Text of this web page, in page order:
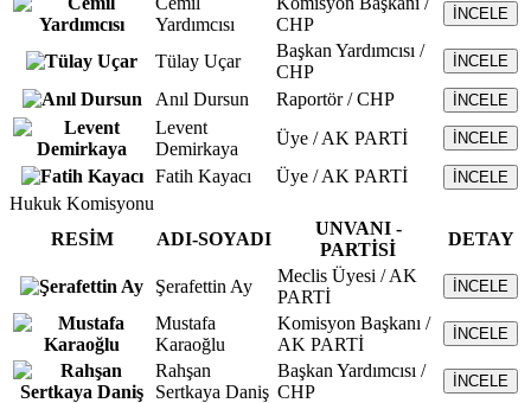
Yardımcısı
CHP
İNCELE
Tülay Uçar
Başkan Yardımcısı /
CHP
İNCELE
Anıl Dursun Raportör / CHP İNCELE
Levent
Demirkaya
Üye / AK PARTİ İNCELE
Fatih Kayacı Üye / AK PARTİ İNCELE
Hukuk Komisyonu
RESİM
ADI-SOYADI
UNVANI -
PARTİSİ
DETAY
Şerafettin Ay
Meclis Üyesi / AK
PARTİ
İNCELE
Mustafa
Karaoğlu
Komisyon Başkanı /
AK PARTİ
İNCELE
Rahşan
Sertkaya Daniş
Başkan Yardımcısı /
CHP
İNCELE